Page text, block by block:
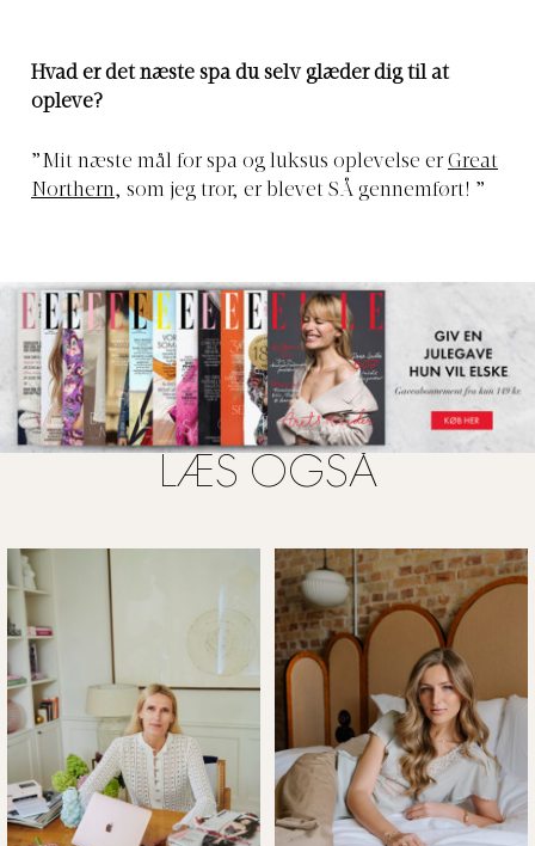
Hvad er det næste spa du selv glæder dig til at
opleve?
”Mit næste mål for spa og luksus oplevelse er Great
Northern, som jeg tror, er blevet SÅ gennemført! ”
LÆS OGSÅ